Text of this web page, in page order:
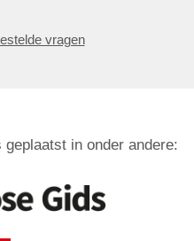
vragen
in onder andere: